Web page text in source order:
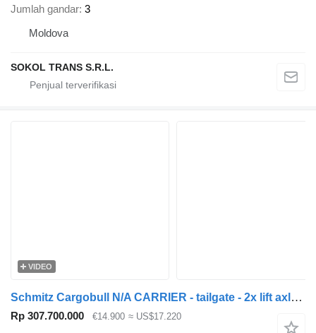
Jumlah gandar 3
Moldova
SOKOL TRANS S.R.L.
VIDEO
Schmitz Cargobull N/A CARRIER - tailgate - 2x lift axle - dual temperature - minus
Rp 307.700.000 €14.900 ≈ US$17.220